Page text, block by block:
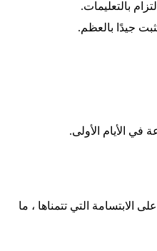
بالتعليمات.
جيدًا بالعظم.
الأيام الأولى.
الابتسامة التي تتمناها ، ما